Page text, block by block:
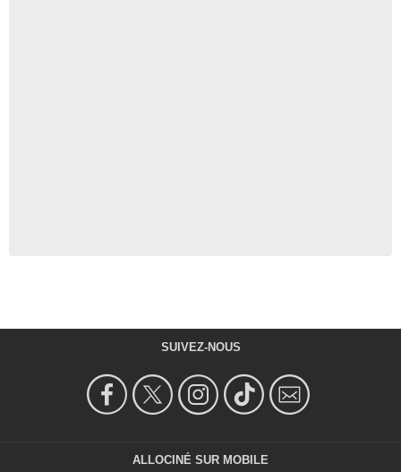
SUIVEZ-NOUS
ALLOCINÉ SUR MOBILE